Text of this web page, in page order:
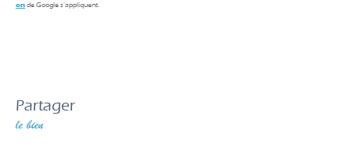
on de Google s'appliquent.
partager
le bien